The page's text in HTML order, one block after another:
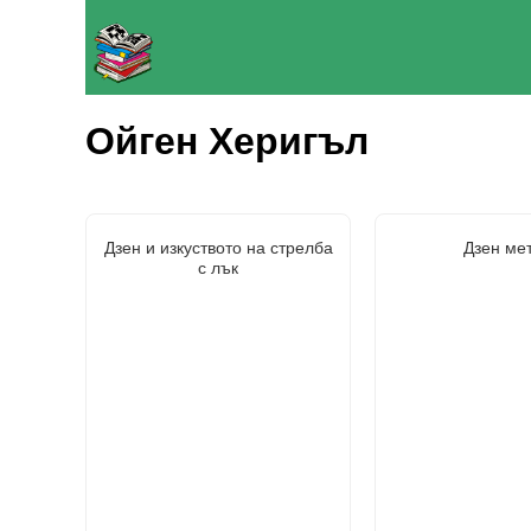
Ойген Херигъл
Дзен и изкуството на стрелба
с лък
Дзен